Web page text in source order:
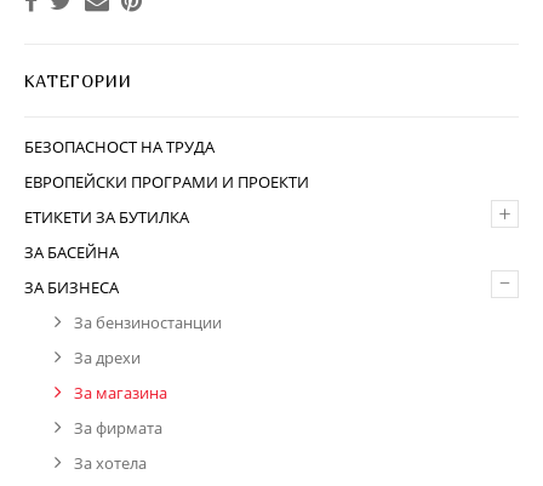
КАТЕГОРИИ
БЕЗОПАСНОСТ НА ТРУДА
ЕВРОПЕЙСКИ ПРОГРАМИ И ПРОЕКТИ
+
ЕТИКЕТИ ЗА БУТИЛКА
ЗА БАСЕЙНА
–
ЗА БИЗНЕСА
За бензиностанции
За дрехи
За магазина
За фирмата
За хотела